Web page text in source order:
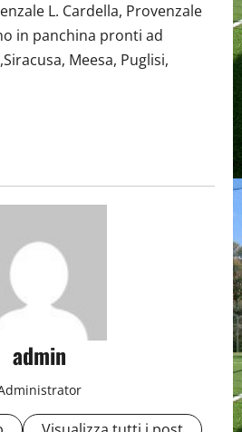
L. Cardella, Provenzale
in panchina pronti ad
Meesa, Puglisi,
admin